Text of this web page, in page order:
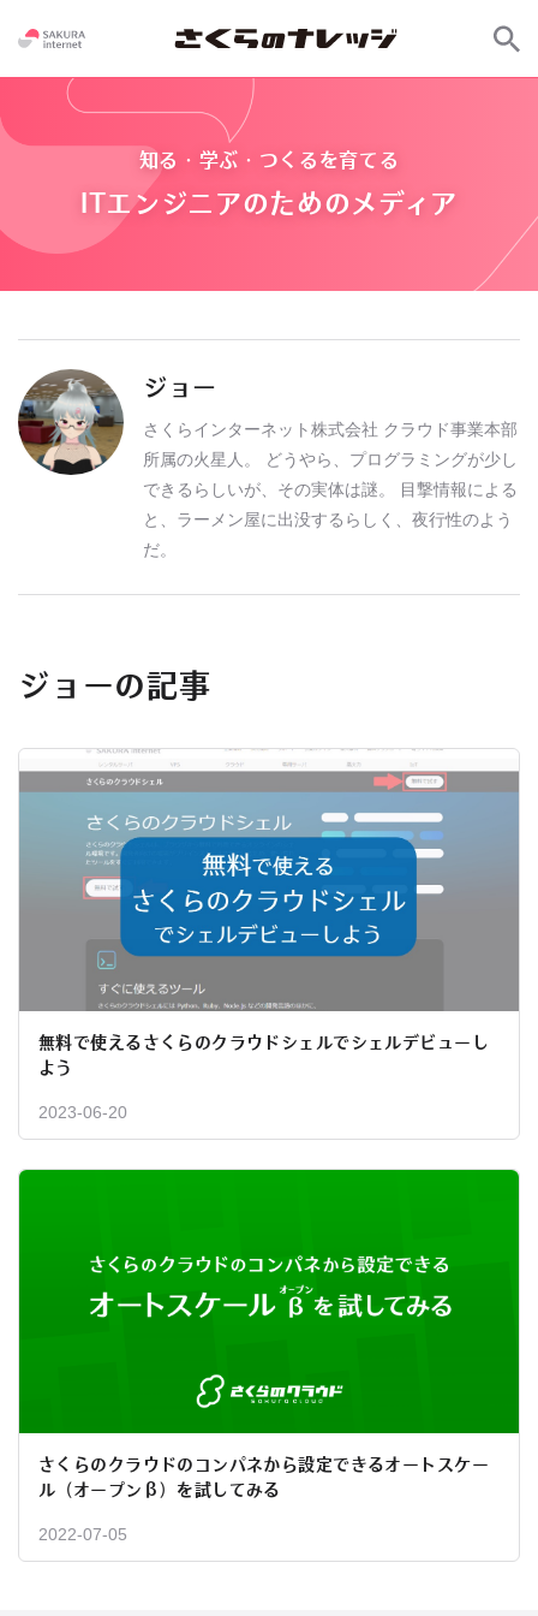
知る・学ぶ・つくるを育てる
ITエンジニアのためのメディア
ジョー
さくらインターネット株式会社 クラウド事業本部
所属の火星人。 どうやら、プログラミングが少し
できるらしいが、その実体は謎。 目撃情報による
と、ラーメン屋に出没するらしく、夜行性のよう
だ。
ジョーの記事
無料で使えるさくらのクラウドシェルでシェルデビューし
よう
2023-06-20
さくらのクラウドのコンパネから設定できるオートスケー
ル（オープンβ）を試してみる
2022-07-05